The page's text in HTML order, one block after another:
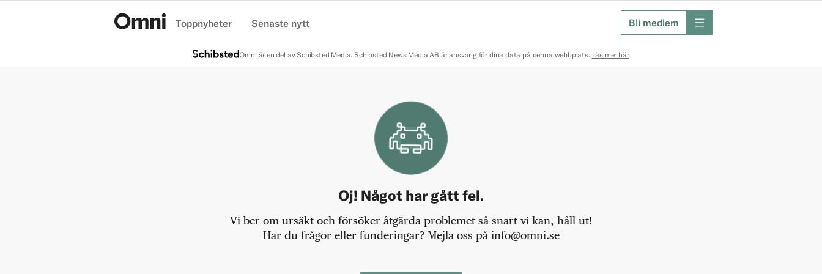
Toppnyheter Senaste nytt Bli medlem meny
Omni är en del av Schibsted Media. Schibsted News Media AB är ansvarig för dina data på denna webbplats. Läs mer här
Oj! Något har gått fel.
Vi ber om ursäkt och försöker åtgärda problemet så snart vi kan, håll ut!
Har du frågor eller funderingar? Mejla oss på info@omni.se